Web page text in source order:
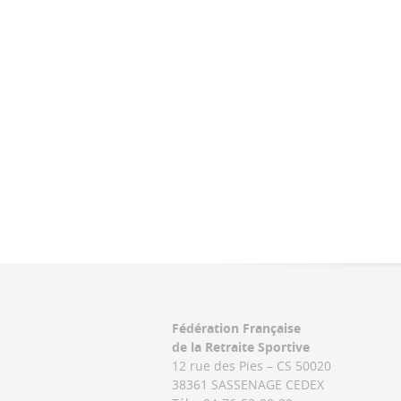
Fédération Française
de la Retraite Sportive
12 rue des Pies – CS 50020
38361 SASSENAGE CEDEX